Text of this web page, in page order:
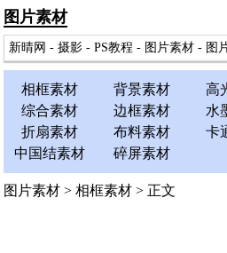
图片素材
新晴网 - 摄影 - PS教程 - 图片素材 - 图
相框素材 背景素材 高
综合素材
边框素材 水
折扇素材
布料素材 卡
中国结素材
碎屏素材
图片素材 > 相框素材 > 正文